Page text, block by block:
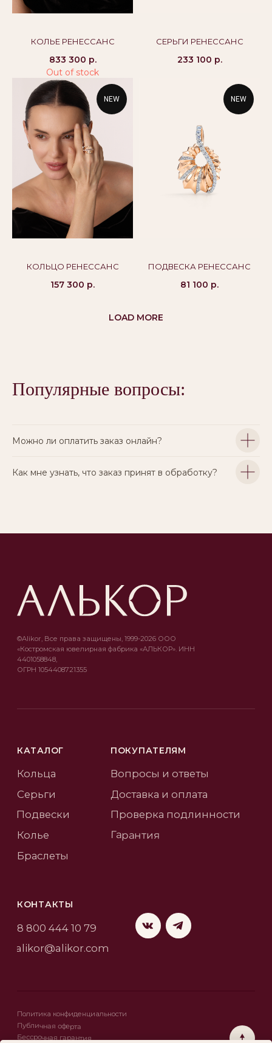
КОЛЬЕ РЕНЕССАНС
833 300 р.
Out of stock
СЕРЬГИ РЕНЕССАНС
233 100 р.
NEW
КОЛЬЦО РЕНЕССАНС
157 300 р.
NEW
ПОДВЕСКА РЕНЕССАНС
81 100 р.
LOAD MORE
Популярные вопросы:
Можно ли оплатить заказ онлайн?
Как мне узнать, что заказ принят в обработку?
Политика конфиденциальности